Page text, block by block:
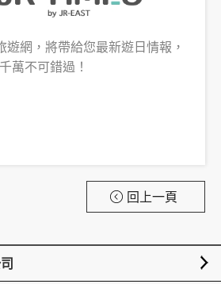
遊網，將帶給您最新遊日情報，
千萬不可錯過！
回上一頁